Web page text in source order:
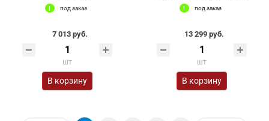
под заказ
7 013 руб.
шт
В корзину
под заказ
13 299 руб.
шт
В корзину